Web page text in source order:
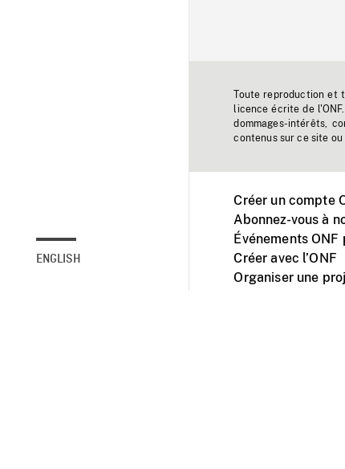
ENGLISH
Toute reproduction
licence écrite de
dommages-intérêts,
contenus sur ce site
Créer un compte
Abonnez-vous à
Événements ONF
Créer avec l’ONF
Organiser une